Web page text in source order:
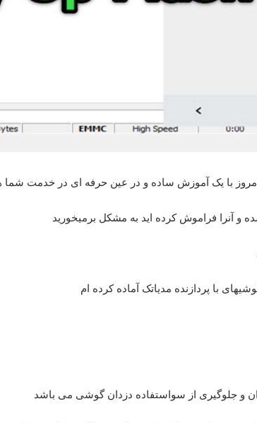
آنرا فراموش کرده اید به مشکل برمیخورید
و جلوگیری از سواستفاده دزدان گوشی می باشد